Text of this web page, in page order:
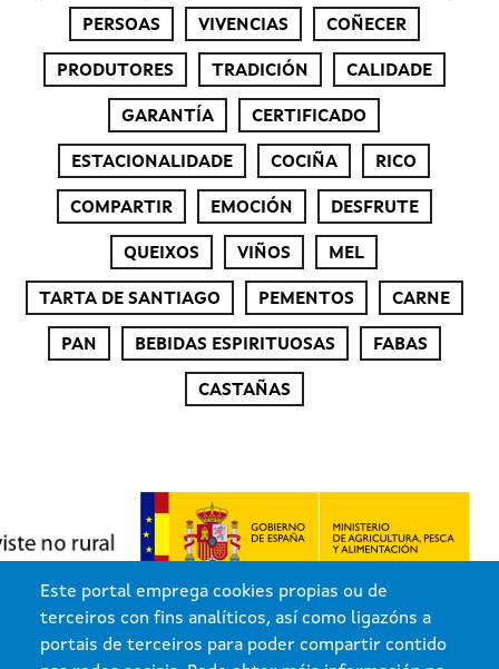
Este portal emprega cookies propias ou de
terceiros con fins analíticos, así como ligazóns a
portais de terceiros para poder compartir contido
PERSOAS VIVENCIAS COÑECER
PRODUTORES TRADICIÓN CALIDADE
GARANTÍA CERTIFICADO
ESTACIONALIDADE COCIÑA RICO
COMPARTIR EMOCIÓN DESFRUTE
QUEIXOS VIÑOS MEL
TARTA DE SANTIAGO PEMENTOS CARNE
PAN BEBIDAS ESPIRITUOSAS FABAS
CASTAÑAS